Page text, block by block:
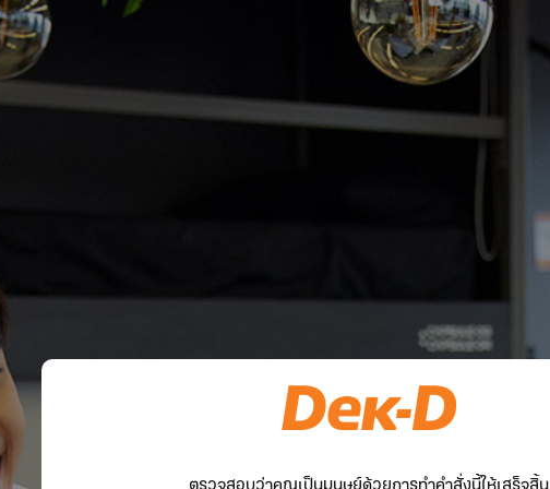
ตรวจสอบว่าคุณเป็นมนุษย์ด้วยการทำคำสั่งนี้ให้เสร็จสิ้น